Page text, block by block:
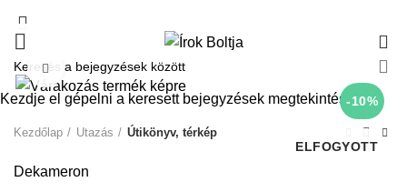
-10%
ELFOGYOTT
Click to enlarge
Kezdőlap Utazás Útikönyv, térkép
Dekameron
Kezdje el gépelni a keresett bejegyzések megtekintéséhez.